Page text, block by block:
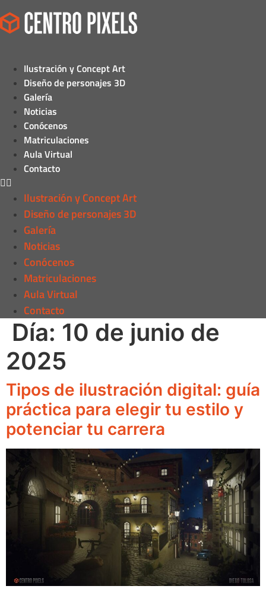
Ilustración y Concept Art
Diseño de personajes 3D
Galería
Noticias
Conócenos
Matriculaciones
Aula Virtual
Contacto
Ilustración y Concept Art
Diseño de personajes 3D
Galería
Noticias
Conócenos
Matriculaciones
Aula Virtual
Contacto
Día: 10 de junio de
2025
Tipos de ilustración digital: guía
práctica para elegir tu estilo y
potenciar tu carrera